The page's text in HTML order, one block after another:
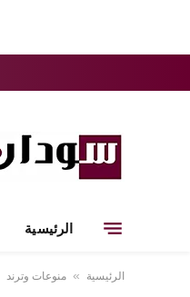
الرئيسية
الرئيسية » منوعات وترند